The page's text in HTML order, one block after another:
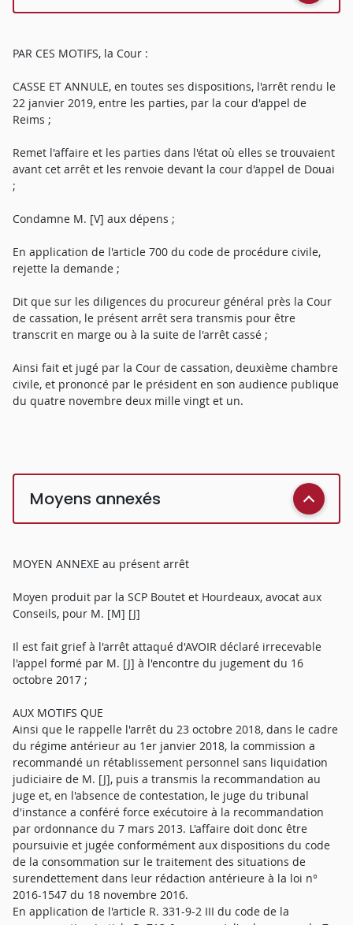
PAR CES MOTIFS, la Cour :
CASSE ET ANNULE, en toutes ses dispositions, l'arrêt rendu le
22 janvier 2019, entre les parties, par la cour d'appel de
Reims ;
Remet l'affaire et les parties dans l'état où elles se trouvaient
avant cet arrêt et les renvoie devant la cour d'appel de Douai
;
Condamne M. [V] aux dépens ;
En application de l'article 700 du code de procédure civile,
rejette la demande ;
Dit que sur les diligences du procureur général près la Cour
de cassation, le présent arrêt sera transmis pour être
transcrit en marge ou à la suite de l'arrêt cassé ;
Ainsi fait et jugé par la Cour de cassation, deuxième chambre
civile, et prononcé par le président en son audience publique
du quatre novembre deux mille vingt et un.
Moyens annexés
MOYEN ANNEXE au présent arrêt
Moyen produit par la SCP Boutet et Hourdeaux, avocat aux
Conseils, pour M. [M] [J]
Il est fait grief à l'arrêt attaqué d'AVOIR déclaré irrecevable
l'appel formé par M. [J] à l'encontre du jugement du 16
octobre 2017 ;
AUX MOTIFS QUE
Ainsi que le rappelle l'arrêt du 23 octobre 2018, dans le cadre
du régime antérieur au 1er janvier 2018, la commission a
recommandé un rétablissement personnel sans liquidation
judiciaire de M. [J], puis a transmis la recommandation au
juge et, en l'absence de contestation, le juge du tribunal
d'instance a conféré force exécutoire à la recommandation
par ordonnance du 7 mars 2013. L'affaire doit donc être
poursuivie et jugée conformément aux dispositions du code
de la consommation sur le traitement des situations de
surendettement dans leur rédaction antérieure à la loi n°
2016-1547 du 18 novembre 2016.
En application de l'article R. 331-9-2 III du code de la